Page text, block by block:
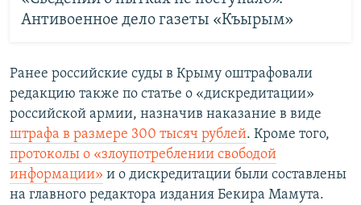
Антивоенное дело газеты «Къырым»
Ранее российские суды в Крыму оштрафовали
редакцию также по статье о «дискредитации»
российской армии, назначив наказание в виде
штрафа в размере 300 тысяч рублей. Кроме того,
протоколы о «злоупотреблении свободой
информации» и о дискредитации были составлены
на главного редактора издания Бекира Мамута.